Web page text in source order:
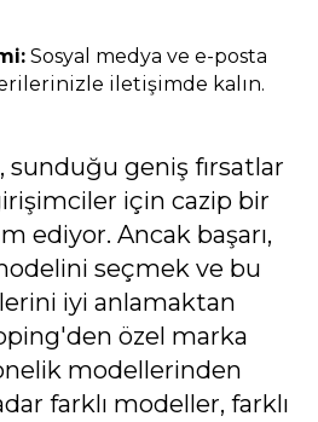
Sosyal medya ve e-posta
iletişimde kalın.
sunduğu geniş fırsatlar
için cazip bir
ediyor. Ancak başarı,
seçmek ve bu
iyi anlamaktan
özel marka
modellerinden
farklı modeller, farklı